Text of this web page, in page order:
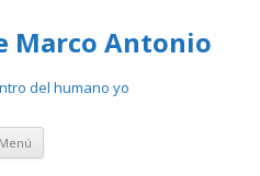
Marco Antonio
del humano yo
Menú Ir
contenido